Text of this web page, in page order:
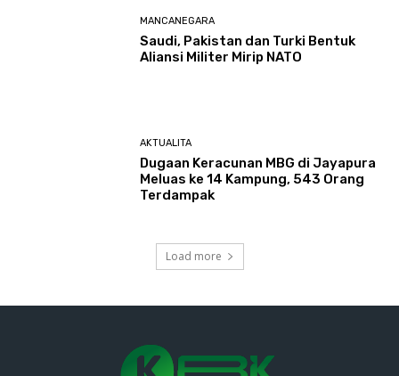
MANCANEGARA
Saudi, Pakistan dan Turki Bentuk
Aliansi Militer Mirip NATO
AKTUALITA
Dugaan Keracunan MBG di Jayapura
Meluas ke 14 Kampung, 543 Orang
Terdampak
Load more